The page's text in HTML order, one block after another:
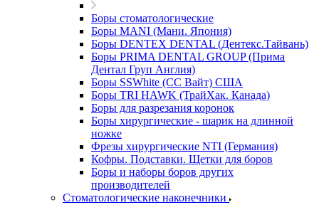
Боры стоматологические
Боры MANI (Мани. Япония)
Боры DENTEX DENTAL (Дентекс.Тайвань)
Боры PRIMA DENTAL GROUP (Прима
Дентал Груп Англия)
Боры SSWhite (СС Вайт) США
Боры TRI HAWK (ТрайХак. Канада)
Боры для разрезания коронок
Боры хирургические - шарик на длинной
ножке
Фрезы хирургические NTI (Германия)
Кофры. Подставки. Щетки для боров
Боры и наборы боров других
производителей
Стоматологические наконечники